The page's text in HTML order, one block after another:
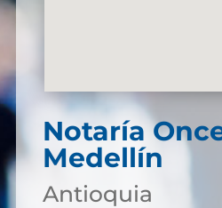
Notaría
Medellín
Antioquia